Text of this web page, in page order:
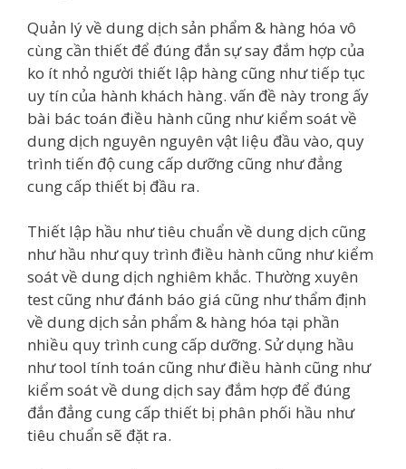
Quản lý về dung dịch sản phẩm & hàng hóa vô
cùng cần thiết để đúng đắn sự say đắm hợp của
ko ít nhỏ người thiết lập hàng cũng như tiếp tục
uy tín của hành khách hàng. vấn đề này trong ấy
bài bác toán điều hành cũng như kiểm soát về
dung dịch nguyên nguyên vật liệu đầu vào, quy
trình tiến độ cung cấp dưỡng cũng như đẳng
cung cấp thiết bị đầu ra.
Thiết lập hầu như tiêu chuẩn về dung dịch cũng
như hầu như quy trình điều hành cũng như kiểm
soát về dung dịch nghiêm khắc. Thường xuyên
test cũng như đánh báo giá cũng như thẩm định
về dung dịch sản phẩm & hàng hóa tại phần
nhiều quy trình cung cấp dưỡng. Sử dụng hầu
như tool tính toán cũng như điều hành cũng như
kiểm soát về dung dịch say đắm hợp để đúng
đắn đẳng cung cấp thiết bị phân phối hầu như
tiêu chuẩn sẽ đặt ra.